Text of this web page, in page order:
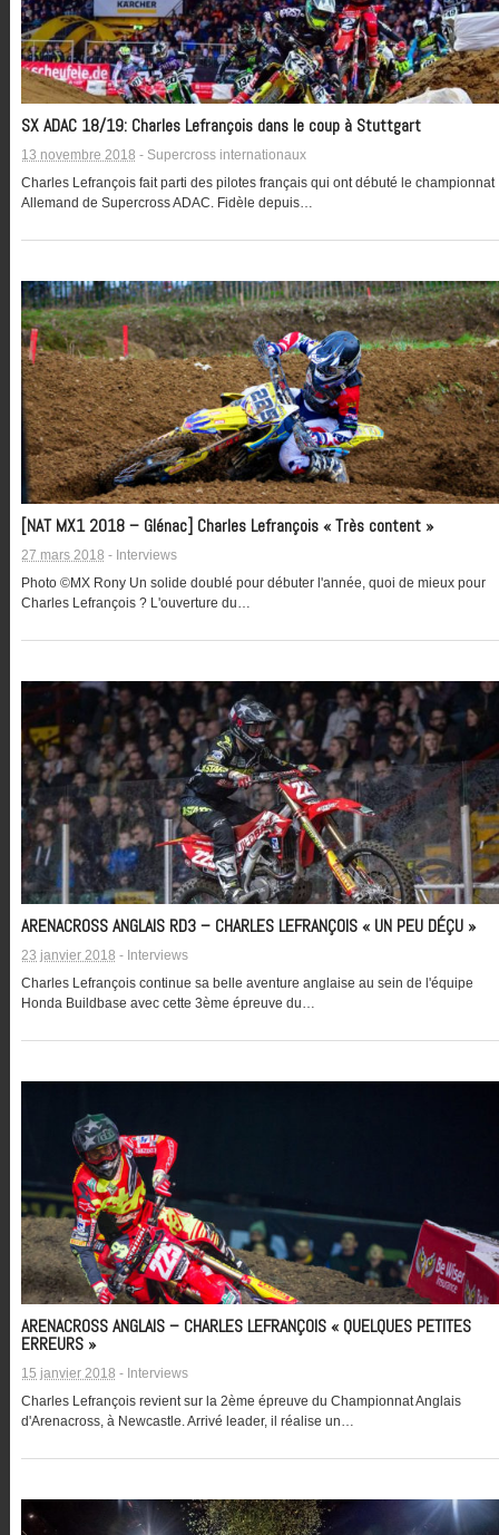
SX ADAC 18/19: Charles Lefrançois dans le coup à Stuttgart
13 novembre 2018 - Supercross internationaux
Charles Lefrançois fait parti des pilotes français qui ont débuté le championnat
Allemand de Supercross ADAC. Fidèle depuis…
[NAT MX1 2018 – Glénac] Charles Lefrançois « Très content »
27 mars 2018 - Interviews
Photo ©MX Rony Un solide doublé pour débuter l'année, quoi de mieux pour
Charles Lefrançois ? L'ouverture du…
ARENACROSS ANGLAIS RD3 – CHARLES LEFRANÇOIS « UN PEU DÉÇU »
23 janvier 2018 - Interviews
Charles Lefrançois continue sa belle aventure anglaise au sein de l'équipe
Honda Buildbase avec cette 3ème épreuve du…
ARENACROSS ANGLAIS – CHARLES LEFRANÇOIS « QUELQUES PETITES
ERREURS »
15 janvier 2018 - Interviews
Charles Lefrançois revient sur la 2ème épreuve du Championnat Anglais
d'Arenacross, à Newcastle. Arrivé leader, il réalise un…